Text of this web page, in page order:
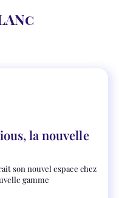
la nouvelle
son nouvel espace chez
gamme